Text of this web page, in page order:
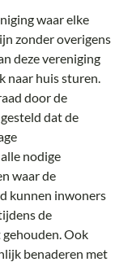
waar elke
zonder overigens
deze vereniging
naar huis sturen.
door de
dat de
nodige
waar de
kunnen inwoners
de
Ook
benaderen met